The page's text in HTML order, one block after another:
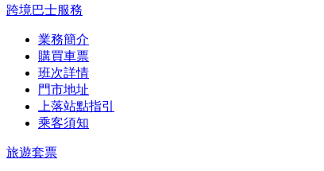
跨境巴士服務
業務簡介
購買車票
班次詳情
門市地址
上落站點指引
乘客須知
旅遊套票